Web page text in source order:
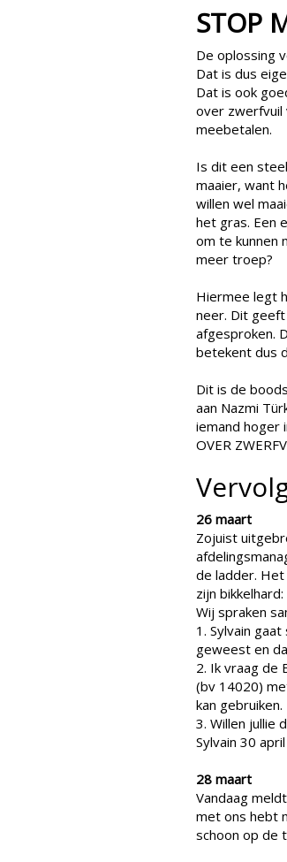
STOP
De oplossing
Dat is dus
Dat is ook
over zwerfvuil
meebetalen.
Is dit een
maaier, want
willen wel
het gras. Een
om te kunnen
meer troep?
Hiermee legt
neer. Dit
afgesproken.
betekent dus
Dit is de
aan Nazmi
iemand hoger
OVER
26 maart
Zojuist
de ladder.
zijn
Wij spraken
1. Sylvain
geweest en
2. Ik vraag de
(bv 14020)
kan gebruiken.
3. Willen jullie
Sylvain 30
28 maart
Vandaag
met ons hebt
schoon op de